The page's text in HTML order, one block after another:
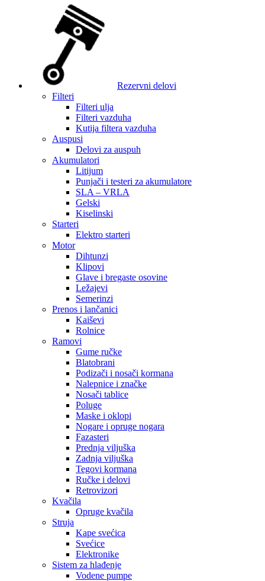
Rezervni delovi
Filteri
Filteri ulja
Filteri vazduha
Kutija filtera vazduha
Auspusi
Delovi za auspuh
Akumulatori
Litijum
Punjači i testeri za akumulatore
SLA – VRLA
Gelski
Kiselinski
Starteri
Elektro starteri
Motor
Dihtunzi
Klipovi
Glave i bregaste osovine
Ležajevi
Semerinzi
Prenos i lančanici
Kaiševi
Rolnice
Ramovi
Gume ručke
Blatobrani
Podizači i nosači kormana
Nalepnice i značke
Nosači tablice
Poluge
Maske i oklopi
Nogare i opruge nogara
Fazasteri
Prednja viljuška
Zadnja viljuška
Tegovi kormana
Ručke i delovi
Retrovizori
Kvačila
Opruge kvačila
Struja
Kape svećica
Svećice
Elektronike
Sistem za hlađenje
Vodene pumpe